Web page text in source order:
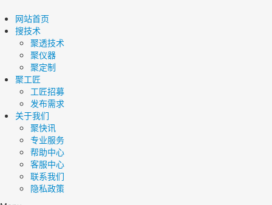
网站首页
搜技术
聚透技术
聚仪器
聚定制
聚工匠
工匠招募
发布需求
关于我们
聚快讯
专业服务
帮助中心
客服中心
联系我们
隐私政策